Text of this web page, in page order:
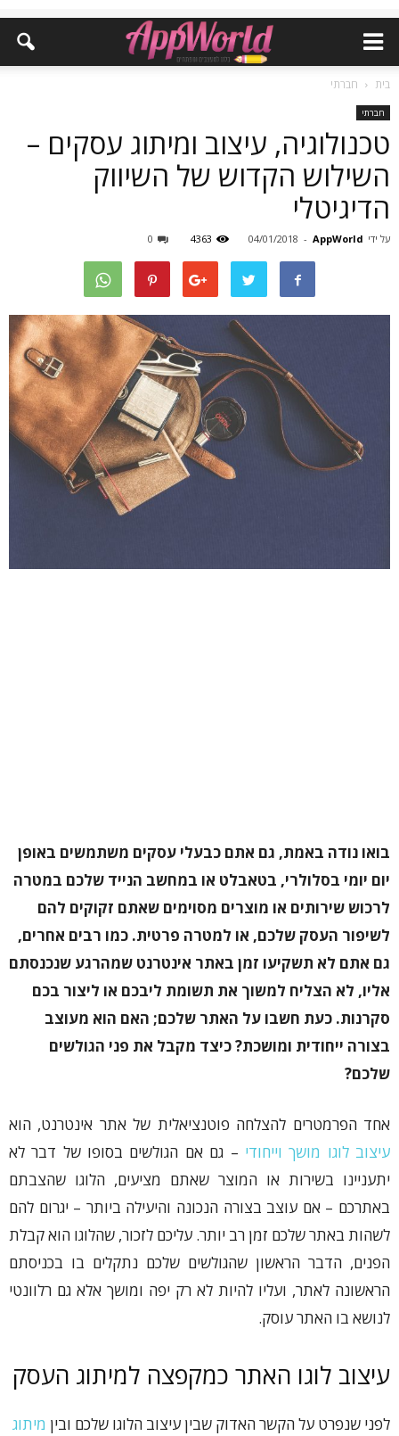
בית חברתי
חברתי
טכנולוגיה, עיצוב ומיתוג עסקים –
השילוש הקדוש של השיווק
הדיגיטלי
על ידי AppWorld
-
04/01/2018
4363
0
בואו נודה באמת, גם אתם כבעלי עסקים משתמשים באופן
יום יומי בסלולרי, בטאבלט או במחשב הנייד שלכם במטרה
לרכוש שירותים או מוצרים מסוימים שאתם זקוקים להם
לשיפור העסק שלכם, או למטרה פרטית. כמו רבים אחרים,
גם אתם לא תשקיעו זמן באתר אינטרנט שמהרגע שנכנסתם
אליו, לא הצליח למשוך את תשומת ליבכם או ליצור בכם
סקרנות. כעת חשבו על האתר שלכם; האם הוא מעוצב
בצורה ייחודית ומושכת? כיצד מקבל את פני הגולשים
שלכם?
אחד הפרמטרים להצלחה פוטנציאלית של אתר אינטרנט, הוא
עיצוב לוגו מושך וייחודי – גם אם הגולשים בסופו של דבר לא
יתעניינו בשירות או המוצר שאתם מציעים, הלוגו שהצבתם
באתרכם – אם עוצב בצורה הנכונה והיעילה ביותר – יגרום להם
לשהות באתר שלכם זמן רב יותר. עליכם לזכור, שהלוגו הוא קבלת
הפנים, הדבר הראשון שהגולשים שלכם נתקלים בו בכניסתם
הראשונה לאתר, ועליו להיות לא רק יפה ומושך אלא גם רלוונטי
לנושא בו האתר עוסק.
עיצוב לוגו האתר כמקפצה למיתוג העסק
לפני שנפרט על הקשר האדוק שבין עיצוב הלוגו שלכם ובין מיתוג